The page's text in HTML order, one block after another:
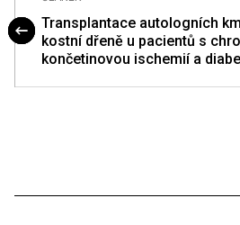
Transplantace autologních
kostní dřeně u pacientů s
končetinovou ischemií a